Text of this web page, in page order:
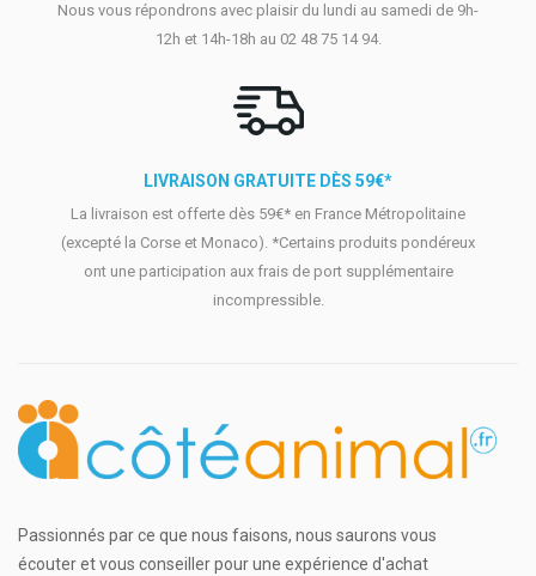
Nous vous répondrons avec plaisir du lundi au samedi de 9h-
12h et 14h-18h au 02 48 75 14 94.
LIVRAISON GRATUITE DÈS 59€*
La livraison est offerte dès 59€* en France Métropolitaine
(excepté la Corse et Monaco). *Certains produits pondéreux
ont une participation aux frais de port supplémentaire
incompressible.
Passionnés par ce que nous faisons, nous saurons vous
écouter et vous conseiller pour une expérience d'achat